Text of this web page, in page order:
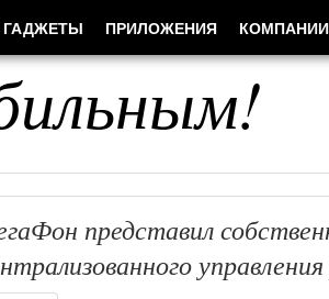
представил
ГАДЖЕТЫ ПРИЛОЖЕНИЯ КОМПАНИИ